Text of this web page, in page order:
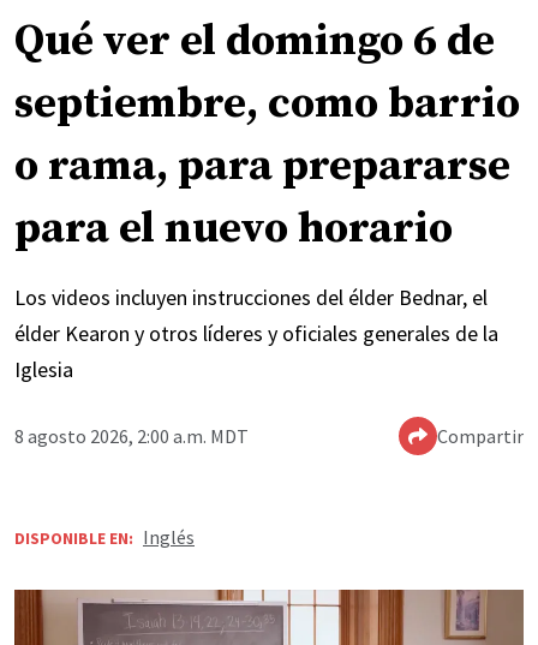
Qué ver el domingo 6 de
septiembre, como barrio
o rama, para prepararse
para el nuevo horario
Los videos incluyen instrucciones del élder Bednar, el
élder Kearon y otros líderes y oficiales generales de la
Iglesia
8 agosto 2026, 2:00 a.m. MDT Compartir
DISPONIBLE EN: Inglés